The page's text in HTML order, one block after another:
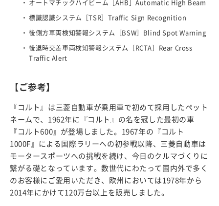
オートマチックハイビーム［AHB］Automatic High Beam
標識認識システム［TSR］Traffic Sign Recognition
後側方車両検知警報システム［BSW］Blind Spot Warning
後退時交差車両検知警報システム［RCTA］Rear Cross
Traffic Alert
【ご参考】
『コルト』は三菱自動車が乗用車で初めて採用したペット
ネームで、1962年に『コルト』の名を冠した最初の車
『コルト600』が登場しました。1967年の『コルト
1000F』による国際ラリーへの初参戦以降、三菱自動車は
モータースポーツへの挑戦を続け、今日のクルマづくりに
繋がる礎となっています。数世代にわたって国内外で多く
のお客様にご愛用いただき、欧州においては1978年から
2014年にかけて120万台以上を販売しました。